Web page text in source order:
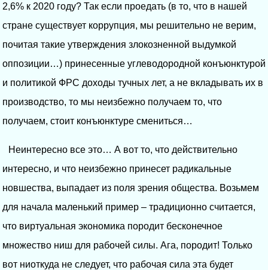
2,6% к 2020 году? Так если проедать (в то, что в нашей
стране существует коррупция, мы решительно не верим,
почитая такие утверждения злокозненной выдумкой
оппозиции…) принесенные углеводородной конъюнктурой
и политикой ФРС доходы тучных лет, а не вкладывать их в
производство, то мы неизбежно получаем то, что
получаем, стоит конъюнктуре смениться…
Неинтересно все это… А вот то, что действительно
интересно, и что неизбежно принесет радикальные
новшества, выпадает из поля зрения общества. Возьмем
для начала маленький пример – традиционно считается,
что виртуальная экономика породит бесконечное
множество ниш для рабочей силы. Ага, породит! Только
вот ниоткуда не следует, что рабочая сила эта будет